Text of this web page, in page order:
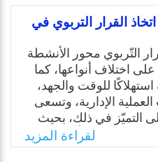
القرار التربوي في
التّربوي محور الأنشطة
اختلاف أنواعها، كما
للوقت والجهد،
الإدارية، وتسعى
التميّز في ذلك، بحيث
المناسب، بأقل جهد
أبرز ما يدعو إليه
لقراءة المزيد